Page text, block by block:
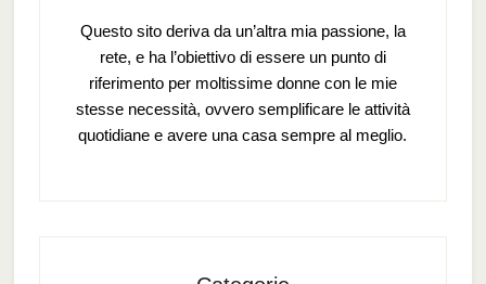
Questo sito deriva da un’altra mia passione, la
rete, e ha l’obiettivo di essere un punto di
riferimento per moltissime donne con le mie
stesse necessità, ovvero semplificare le attività
quotidiane e avere una casa sempre al meglio.